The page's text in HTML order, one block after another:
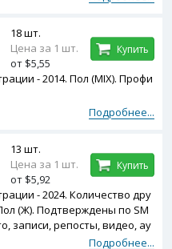
- 2014. Пол (MIX). Профи
Подробнее...
18 шт.
Цена за 1 шт.
от $5,55
Купить
- 2024. Количество дру
(Ж). Подтверждены по SM
записи, репосты, видео, ау
Подробнее...
13 шт.
Цена за 1 шт.
от $5,92
Купить